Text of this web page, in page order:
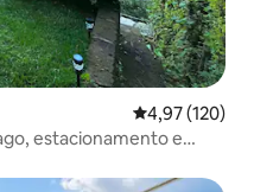
4,97 de uma
4,97 (120)
estacionamento e